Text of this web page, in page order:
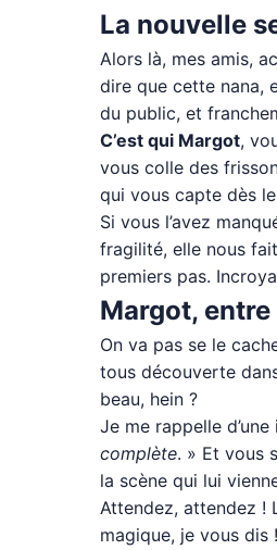
La nouvelle
Alors là, mes amis,
dire que cette nana,
du public, et
C’est qui Margot,
vous colle des
qui vous capte dès
Si vous l’avez
fragilité, elle nous
premiers pas.
Margot,
On va pas se le
tous découverte
beau, hein ?
Je me rappelle
complète. » Et vous
la scène qui lui
Attendez, attendez !
magique, je vous dis